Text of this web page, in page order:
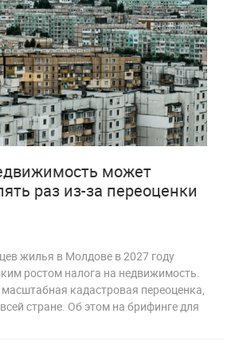
может
раз из-за переоценки
жилья в Молдове в 2027 году
ростом налога на недвижимость.
кадастровая переоценка,
стране. Об этом на брифинге для